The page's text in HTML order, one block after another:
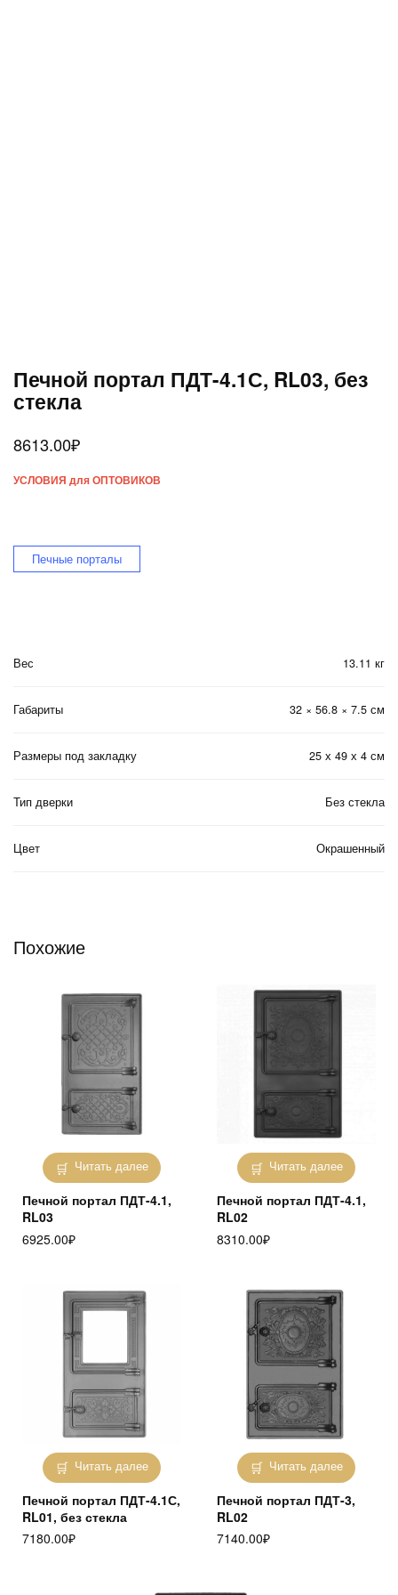
Печной портал ПДТ-4.1С, RL03, без
стекла
8613.00₽
УСЛОВИЯ для ОПТОВИКОВ
Печные порталы
Вес 13.11 кг
Габариты 32 × 56.8 × 7.5 см
Размеры под закладку 25 х 49 х 4 см
Тип дверки Без стекла
Цвет Окрашенный
Похожие
Читать далее
Печной портал ПДТ-4.1,
RL03
6925.00₽
Читать далее
Печной портал ПДТ-4.1,
RL02
8310.00₽
Читать далее
Печной портал ПДТ-4.1С,
RL01, без стекла
7180.00₽
Читать далее
Печной портал ПДТ-3,
RL02
7140.00₽